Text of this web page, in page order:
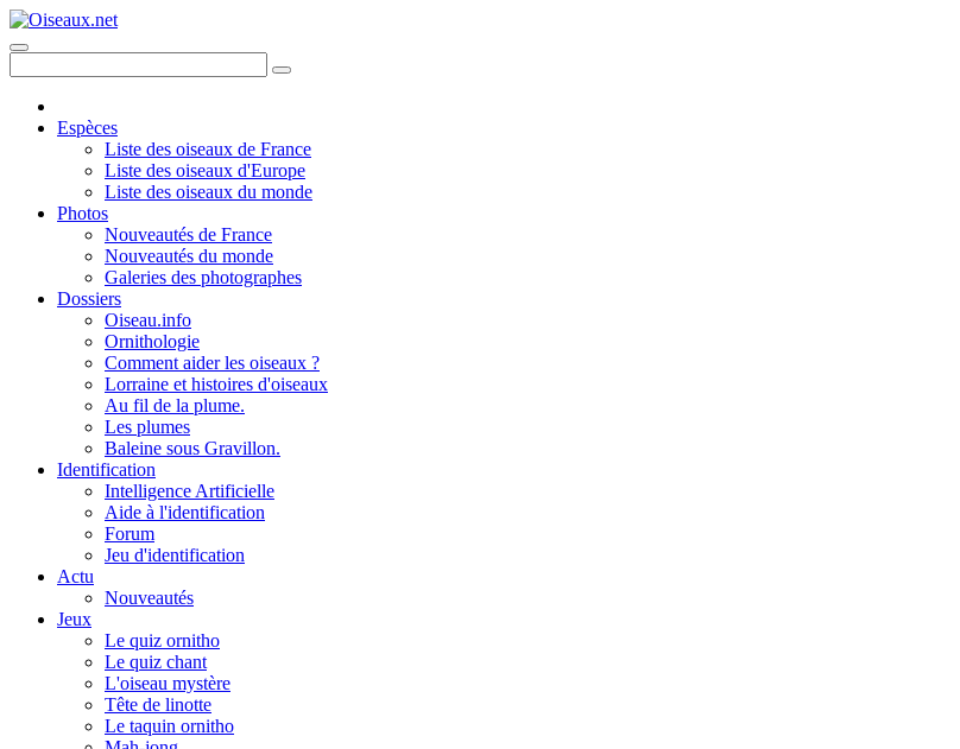
Espèces
Liste des oiseaux de France
Liste des oiseaux d'Europe
Liste des oiseaux du monde
Photos
Nouveautés de France
Nouveautés du monde
Galeries des photographes
Dossiers
Oiseau.info
Ornithologie
Comment aider les oiseaux ?
Lorraine et histoires d'oiseaux
Au fil de la plume.
Les plumes
Baleine sous Gravillon.
Identification
Intelligence Artificielle
Aide à l'identification
Forum
Jeu d'identification
Actu
Nouveautés
Jeux
Le quiz ornitho
Le quiz chant
L'oiseau mystère
Tête de linotte
Le taquin ornitho